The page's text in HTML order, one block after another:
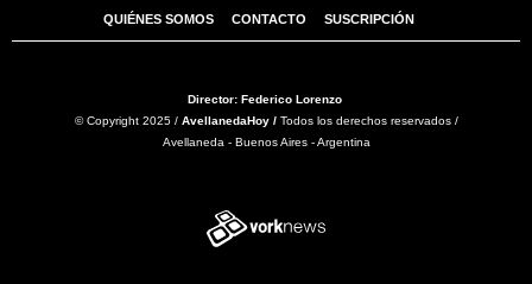
QUIÉNES SOMOS CONTACTO SUSCRIPCIÓN
Director: Federico Lorenzo
© Copyright 2025 / AvellanedaHoy /Todos los derechos reservados /
Avellaneda - Buenos Aires - Argentina